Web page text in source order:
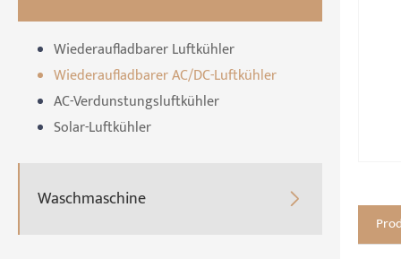
Wiederaufladbarer Luftkühler
Wiederaufladbarer AC/DC-Luftkühler
AC-Verdunstungsluftkühler
Solar-Luftkühler
Waschmaschine 